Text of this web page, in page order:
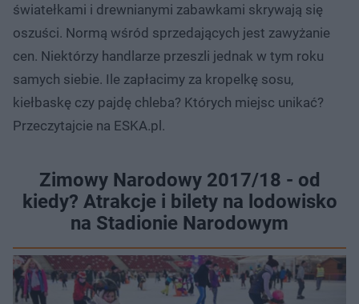
światełkami i drewnianymi zabawkami skrywają się
oszuści. Normą wśród sprzedających jest zawyżanie
cen. Niektórzy handlarze przeszli jednak w tym roku
samych siebie. Ile zapłacimy za kropelkę sosu,
kiełbaskę czy pajdę chleba? Których miejsc unikać?
Przeczytajcie na ESKA.pl.
Zimowy Narodowy 2017/18 - od
kiedy? Atrakcje i bilety na lodowisko
na Stadionie Narodowym